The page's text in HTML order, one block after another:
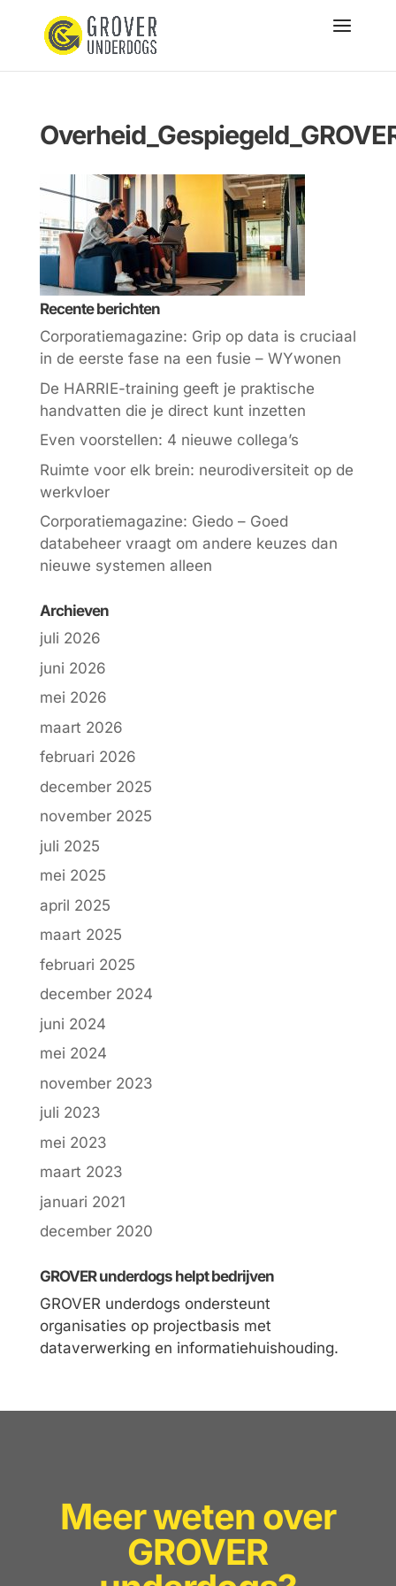
Recente berichten
Corporatiemagazine: Grip op data is cruciaal
in de eerste fase na een fusie – WYwonen
De HARRIE-training geeft je praktische
handvatten die je direct kunt inzetten
Even voorstellen: 4 nieuwe collega’s
Ruimte voor elk brein: neurodiversiteit op de
werkvloer
Corporatiemagazine: Giedo – Goed
databeheer vraagt om andere keuzes dan
nieuwe systemen alleen
Archieven
juli 2026
juni 2026
mei 2026
maart 2026
februari 2026
december 2025
november 2025
juli 2025
mei 2025
april 2025
maart 2025
februari 2025
december 2024
juni 2024
mei 2024
november 2023
juli 2023
mei 2023
maart 2023
januari 2021
december 2020
GROVER underdogs helpt bedrijven
GROVER underdogs ondersteunt
organisaties op projectbasis met
dataverwerking en informatiehuishouding.
Meer weten over
GROVER